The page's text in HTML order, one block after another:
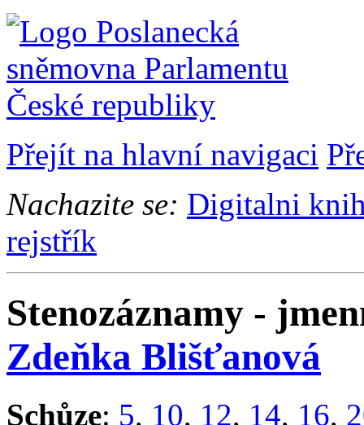
Přejít na hlavní navigaci
Nachazite se: Digitalni
rejstřík
Stenozáznamy -
Zdeňka Blišťanová
Schůze: 5, 10, 12, 14, 16,